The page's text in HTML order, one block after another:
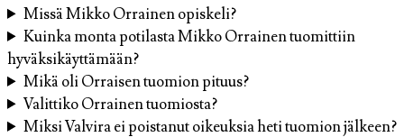
Missä Mikko Orrainen opiskeli?
Kuinka monta potilasta Mikko Orrainen tuomittiin
hyväksikäyttämään?
Mikä oli Orraisen tuomion pituus?
Valittiko Orrainen tuomiosta?
Miksi Valvira ei poistanut oikeuksia heti tuomion jälkeen?